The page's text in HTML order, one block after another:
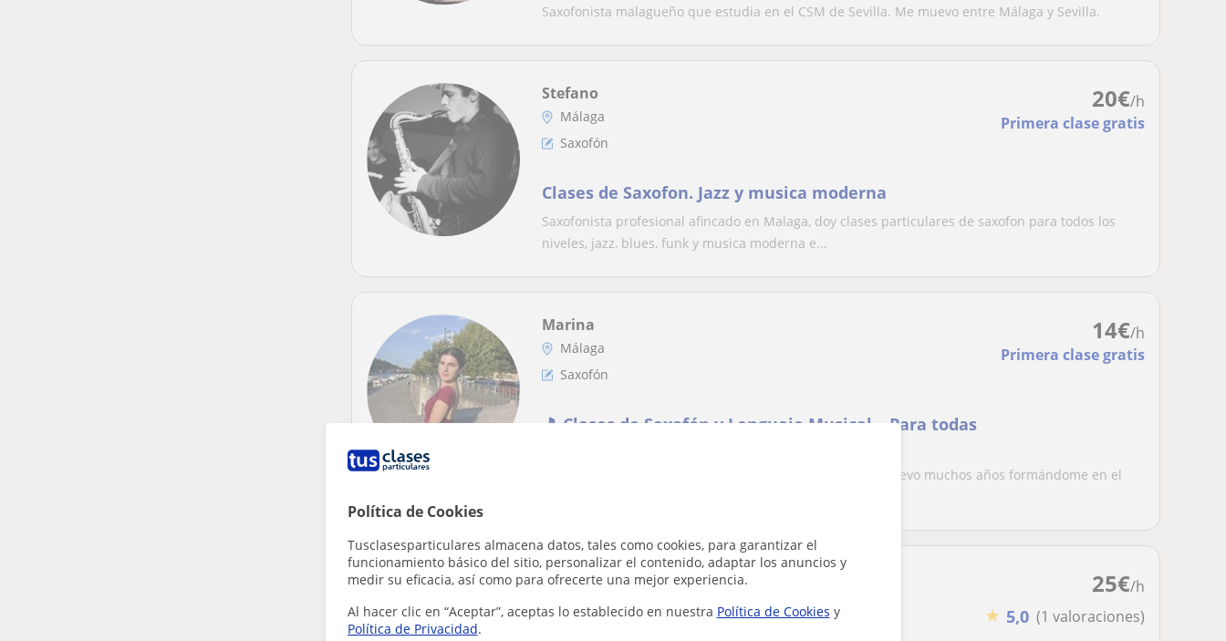
Política de Cookies
Tusclasesparticulares almacena datos, tales como cookies, para garantizar el
funcionamiento básico del sitio, personalizar el contenido, adaptar los anuncios y
medir su eficacia, así como para ofrecerte una mejor experiencia.
Al hacer clic en “Aceptar”, aceptas lo establecido en nuestra Política de Cookies y
Política de Privacidad.
Saxofonista malagueño que estudia en el CSM de Sevilla. Me muevo entre Málaga y Sevilla.
20€/h
Primera clase gratis
Stefano
Málaga
Saxofón
Clases de Saxofon. Jazz y musica moderna
Saxofonista profesional afincado en Malaga, doy clases particulares de saxofon para todos los
niveles, jazz, blues, funk y musica moderna e...
14€/h
Primera clase gratis
Marina
Málaga
Saxofón
🎵 Clases de Saxofón y Lenguaje Musical – Para todas
¡Hola! 😊 Soy estudiante de saxofón en el conservatorio y llevo muchos años formándome en el
25€/h
★ 5,0 (1 valoraciones)
Juan David